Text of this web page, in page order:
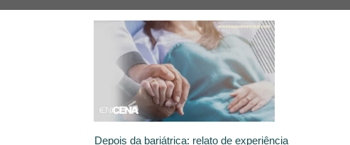
Depois da bariátrica: relato de experiência